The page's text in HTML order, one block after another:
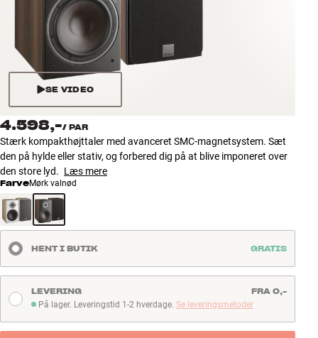
Tilbehør
INSPIRATION
MÆRKER
NYHEDER
TILBUD
Find Butik
Kundeservice
Log ind
Byg med Lyd
SE VIDEO
4.598,-/ PAR
Stærk kompakthøjttaler med avanceret SMC-magnetsystem. Sæt
den på hylde eller stativ, og forbered dig på at blive imponeret over
den store lyd. Læs mere
FarveMørk valnød
HENT I BUTIK GRATIS
På lager. Leveringstid 1-2 hverdage
På lager. Leveringstid 1-2 hverdage. Se leveringsmetoder
LEVERING FRA 0,-